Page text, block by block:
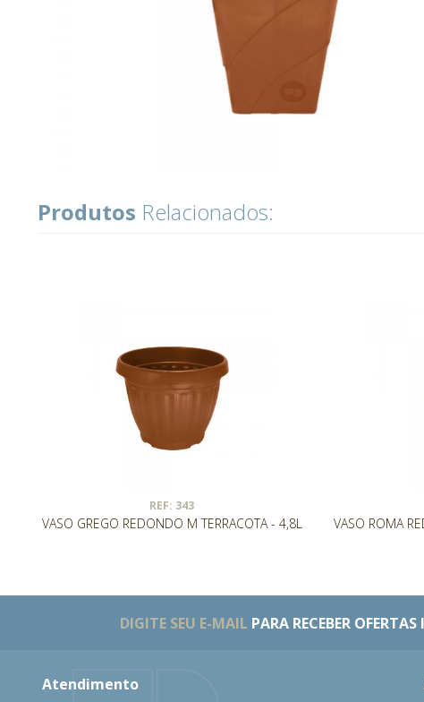
Produtos Relacionados:
REF: 343
VASO GREGO REDONDO M TERRACOTA - 4,8L VASO ROMA
DIGITE SEU E-MAIL PARA RECEBER
Atendimento